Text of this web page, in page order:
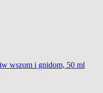
wszom i gnidom, 50 ml